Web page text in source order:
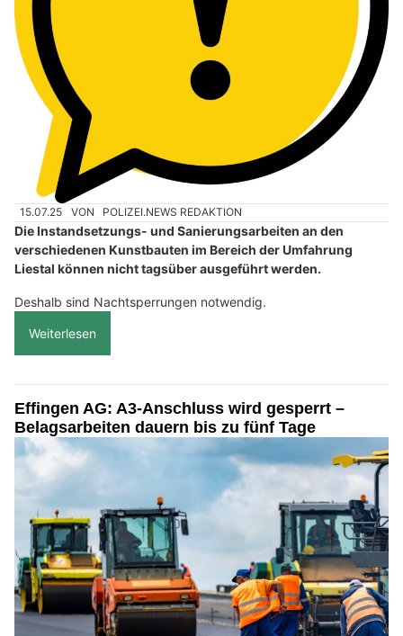
15.07.25 VON POLIZEI.NEWS REDAKTION
Die Instandsetzungs- und Sanierungsarbeiten an den
verschiedenen Kunstbauten im Bereich der Umfahrung
Liestal können nicht tagsüber ausgeführt werden.
Deshalb sind Nachtsperrungen notwendig.
Weiterlesen
Effingen AG: A3-Anschluss wird gesperrt –
Belagsarbeiten dauern bis zu fünf Tage